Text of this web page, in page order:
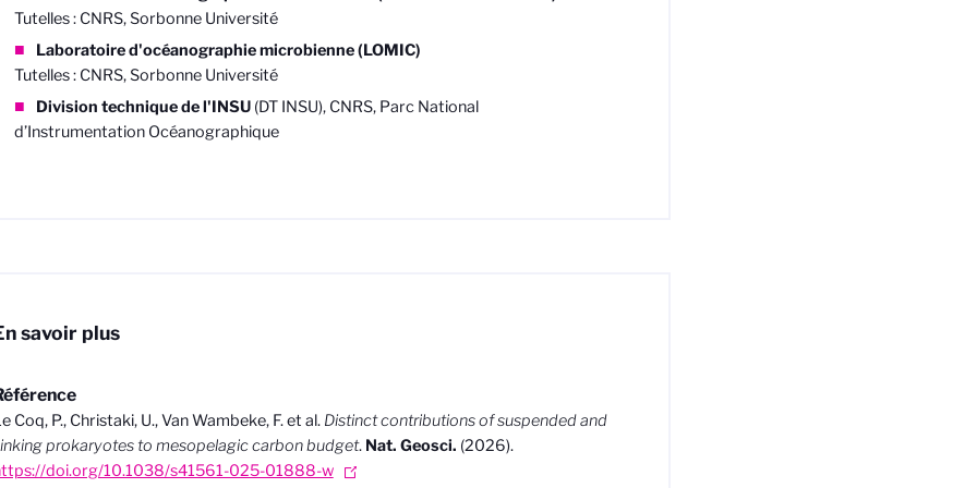
Tutelles : CNRS, Sorbonne Université
Laboratoire d'océanographie microbienne (LOMIC)
Tutelles : CNRS, Sorbonne Université
Division technique de l'INSU(DT INSU), CNRS, Parc National
d’Instrumentation Océanographique
savoir plus
Coq, P., Christaki, U., Van Wambeke, F. et al. Distinct contributions of suspended and
prokaryotes to mesopelagic carbon budget. Nat. Geosci. (2026).
doi.org/10.1038/s41561-025-01888-w